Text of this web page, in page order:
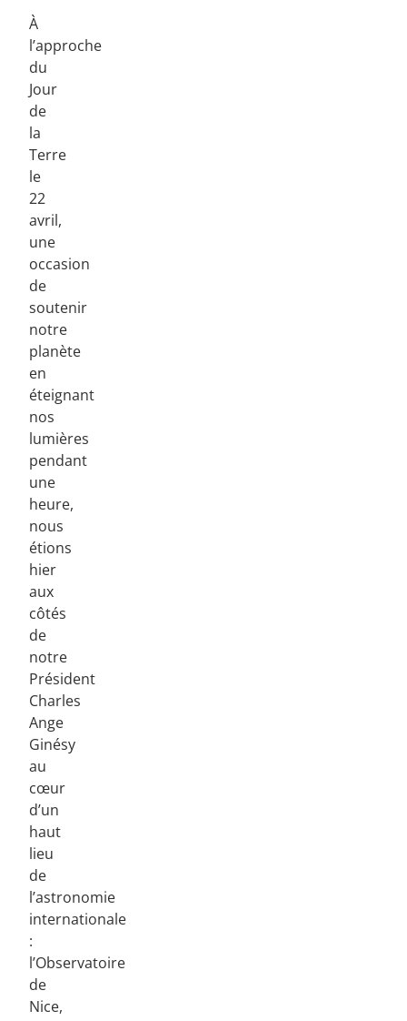
À
l’approche
du
Jour
de
la
Terre
le
22
avril,
une
occasion
de
soutenir
notre
planète
en
éteignant
nos
lumières
pendant
une
heure,
nous
étions
hier
aux
côtés
de
notre
Président
Charles
Ange
Ginésy
au
cœur
d’un
haut
lieu
de
l’astronomie
internationale
:
l’Observatoire
de
Nice,